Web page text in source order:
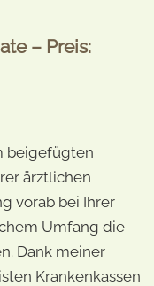
– Preis:
beigefügten
ärztlichen
vorab bei Ihrer
Umfang die
Dank meiner
Krankenkassen